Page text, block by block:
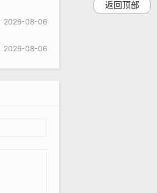
2026-08-06
2026-08-06
返回顶部